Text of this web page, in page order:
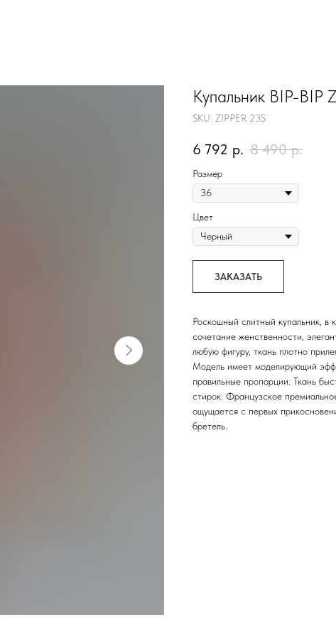
Купальник BIP-BIP
SKU: ZIPPER 23S
6 792 р. 8 490 р.
Размер
Цвет
ЗАКАЗАТЬ
Роскошный слитный купальник, в
сочетание женственности,
любую фигуру, ткань плотно
Модель имеет моделирующий
правильные пропорции. Ткань
стирок. Французское
ощущается с первых
бретель.